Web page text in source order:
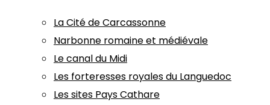
La Cité de Carcassonne
Narbonne romaine et médiévale
Le canal du Midi
Les forteresses royales du Languedoc
Les sites Pays Cathare